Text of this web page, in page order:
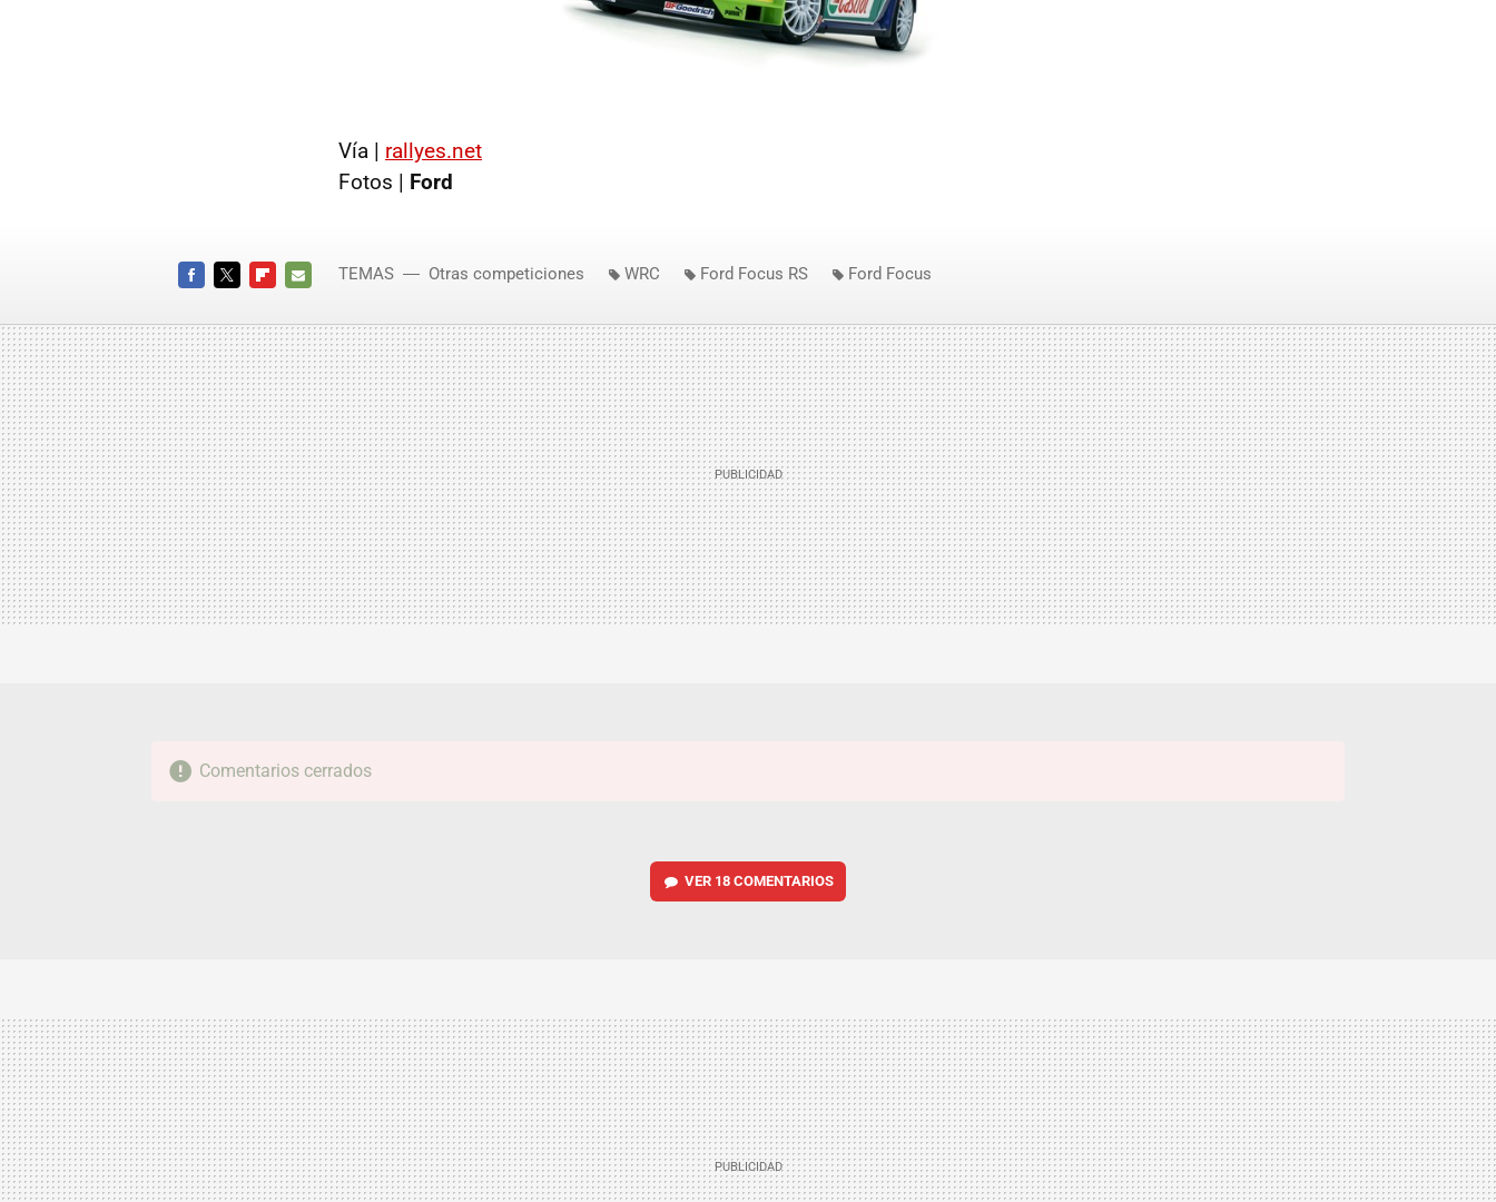
Vía | rallyes.net
Fotos | Ford
MAIL
TEMAS Otras competiciones WRC Ford Focus RS Ford Focus
Comentarios cerrados
VER 18 COMENTARIOS